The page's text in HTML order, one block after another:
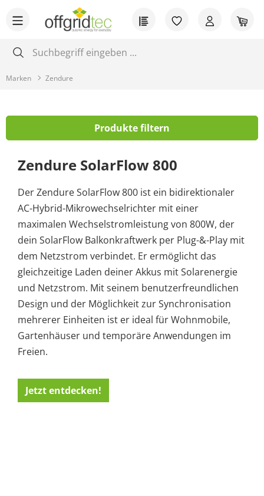
Zum Hauptinhalt springen Du hast 0
Marken Zendure
Produkte filtern
Zendure SolarFlow 800
Der Zendure SolarFlow 800 ist ein bidirektionaler
AC-Hybrid-Mikrowechselrichter mit einer
maximalen Wechselstromleistung von 800W, der
dein SolarFlow Balkonkraftwerk per Plug-&-Play mit
dem Netzstrom verbindet. Er ermöglicht das
gleichzeitige Laden deiner Akkus mit Solarenergie
und Netzstrom. Mit seinem benutzerfreundlichen
Design und der Möglichkeit zur Synchronisation
mehrerer Einheiten ist er ideal für Wohnmobile,
Gartenhäuser und temporäre Anwendungen im
Freien.
Jetzt entdecken!